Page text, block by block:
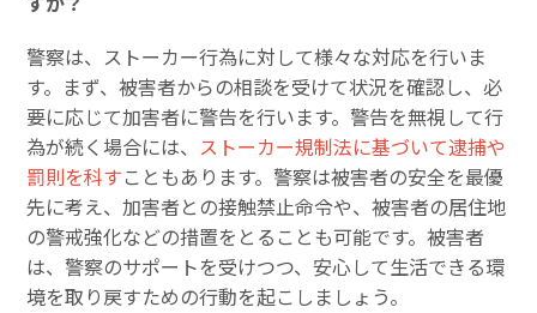
警察は、ストーカー行為に対して様々な対応を行いま
す。まず、被害者からの相談を受けて状況を確認し、必
要に応じて加害者に警告を行います。警告を無視して行
為が続く場合には、 ストーカー規制法に基づいて逮捕や
罰則を科すこともあります。警察は被害者の安全を最優
先に考え、加害者との接触禁止命令や、被害者の居住地
の警戒強化などの措置をとることも可能です。被害者
は、警察のサポートを受けつつ、安心して生活できる環
境を取り戻すための行動を起こしましょう。